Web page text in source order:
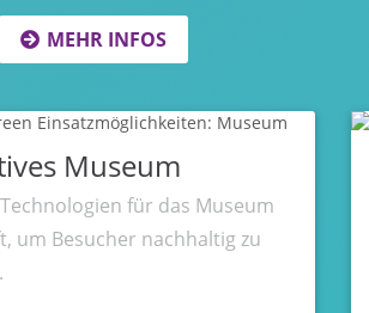
MEHR INFOS
Museum
für das Museum
um Besucher nachhaltig zu